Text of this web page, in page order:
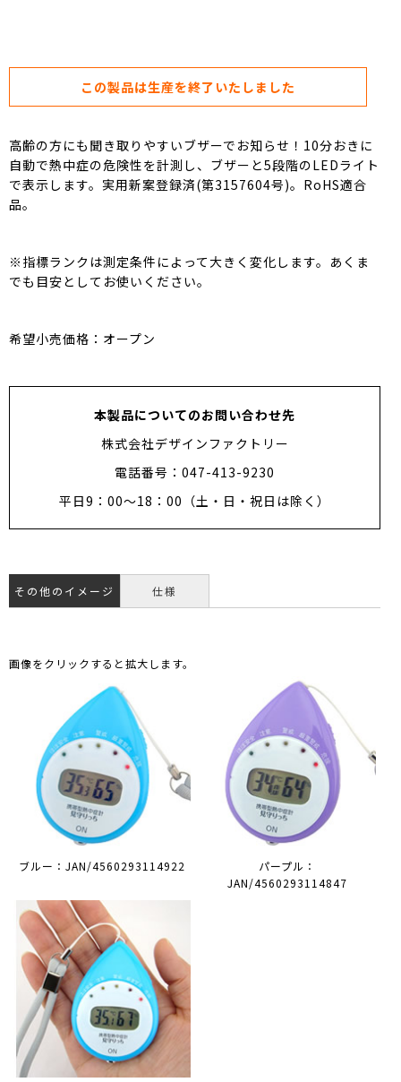
この製品は生産を終了いたしました
高齢の方にも聞き取りやすいブザーでお知らせ！10分おきに
自動で熱中症の危険性を計測し、ブザーと5段階のLEDライト
で表示します。実用新案登録済(第3157604号)。RoHS適合
品。
※指標ランクは測定条件によって大きく変化します。あくま
でも目安としてお使いください。
希望小売価格：オープン
本製品についてのお問い合わせ先
株式会社デザインファクトリー
電話番号：047-413-9230
平日9：00～18：00（土・日・祝日は除く）
その他のイメージ 仕様
画像をクリックすると拡大します。
ブルー：JAN/4560293114922
パープル：
JAN/4560293114847